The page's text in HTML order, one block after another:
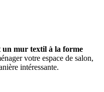
un mur textil à la forme
votre espace de salon,
intéressante.